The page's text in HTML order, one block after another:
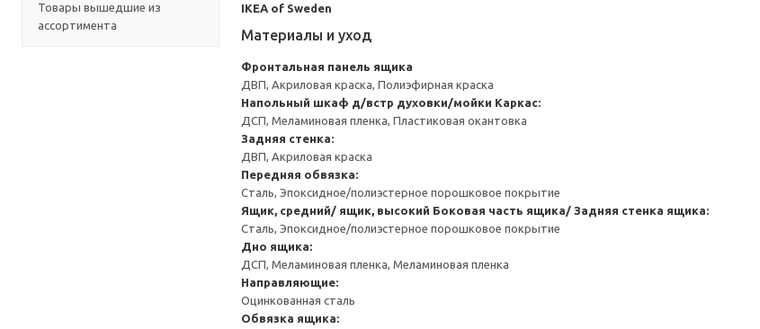
Товары вышедшие из
ассортимента
IKEA of Sweden
Материалы и уход
Фронтальная панель ящика
ДВП, Акриловая краска, Полиэфирная краска
Напольный шкаф д/встр духовки/мойки Каркас:
ДСП, Меламиновая пленка, Пластиковая окантовка
Задняя стенка:
ДВП, Акриловая краска
Передняя обвязка:
Сталь, Эпоксидное/полиэстерное порошковое покрытие
Ящик, средний/ ящик, высокий Боковая часть ящика/ Задняя стенка ящика:
Сталь, Эпоксидное/полиэстерное порошковое покрытие
Дно ящика:
ДСП, Меламиновая пленка, Меламиновая пленка
Направляющие:
Оцинкованная сталь
Обвязка ящика: